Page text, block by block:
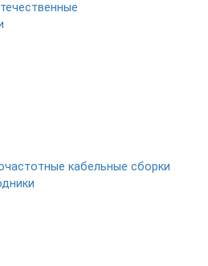
кабельные сборки